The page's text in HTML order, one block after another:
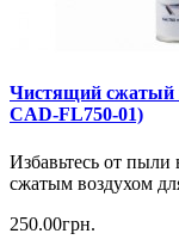
Чистящий сжатый
CAD-FL750-01)
Избавьтесь от пыли
сжатым воздухом
250.00грн.